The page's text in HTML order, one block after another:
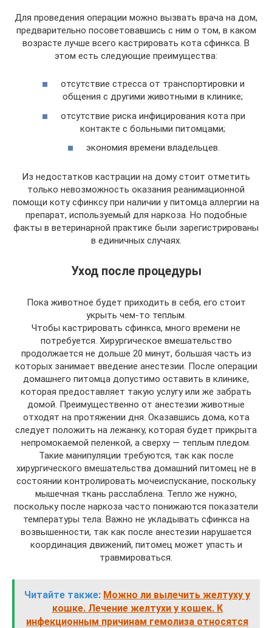
Для проведения операции можно вызвать врача на дом,
предварительно посоветовавшись с ним о том, в каком
возрасте лучше всего кастрировать кота сфинкса. В
этом есть следующие преимущества:
отсутствие стресса от транспортировки и
общения с другими животными в клинике;
отсутствие риска инфицирования кота при
контакте с больными питомцами;
экономия времени владельцев.
Из недостатков кастрации на дому стоит отметить
только невозможность оказания реанимационной
помощи коту сфинксу при наличии у питомца аллергии на
препарат, используемый для наркоза. Но подобные
факты в ветеринарной практике были зарегистрированы
в единичных случаях.
Уход после процедуры
Пока животное будет приходить в себя, его стоит
укрыть чем-то теплым.
Чтобы кастрировать сфинкса, много времени не
потребуется. Хирургическое вмешательство
продолжается не дольше 20 минут, большая часть из
которых занимает введение анестезии. После операции
домашнего питомца допустимо оставить в клинике,
которая предоставляет такую услугу или же забрать
домой. Преимущественно от анестезии животные
отходят на протяжении дня. Оказавшись дома, кота
следует положить на лежанку, которая будет прикрыта
непромокаемой пеленкой, а сверху — теплым пледом.
Такие манипуляции требуются, так как после
хирургического вмешательства домашний питомец не в
состоянии контролировать мочеиспускание, поскольку
мышечная ткань расслаблена. Тепло же нужно,
поскольку после наркоза часто понижаются показатели
температуры тела. Важно не укладывать сфинкса на
возвышенности, так как после анестезии нарушается
координация движений, питомец может упасть и
травмироваться.
Читайте также: Можно ли вылечить желтуху у
кошке. Лечение желтухи у кошек. К
инфекционным причинам гемолиза относятся